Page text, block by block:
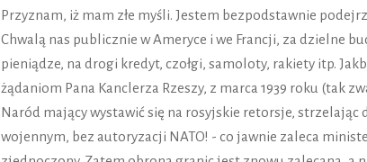
Przyznam, iż mam złe myśli. Jestem bezpodstawnie
Chwalą nas publicznie w Ameryce i we Francji, za dzielne
pieniądze, na drogi kredyt, czołgi, samoloty, rakiety itp.
żądaniom Pana Kanclerza Rzeszy, z marca 1939 roku (tak
Naród mający wystawić się na rosyjskie retorsje,
wojennym, bez autoryzacji NATO! - co jawnie zaleca